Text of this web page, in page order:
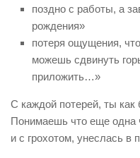
поздно с работы, а
рождения»
потеря ощущения,
можешь сдвинуть
приложить…»
С каждой потерей, ты как
Понимаешь что еще одна
и с грохотом, унеслась в